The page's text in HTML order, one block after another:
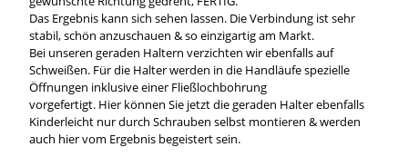
Das Ergebnis kann sich sehen lassen. Die Verbindung ist sehr
stabil, schön anzuschauen & so einzigartig am Markt.
Bei unseren geraden Haltern verzichten wir ebenfalls auf
Schweißen. Für die Halter werden in die Handläufe spezielle
Öffnungen inklusive einer Fließlochbohrung
vorgefertigt. Hier können Sie jetzt die geraden Halter ebenfalls
Kinderleicht nur durch Schrauben selbst montieren & werden
auch hier vom Ergebnis begeistert sein.